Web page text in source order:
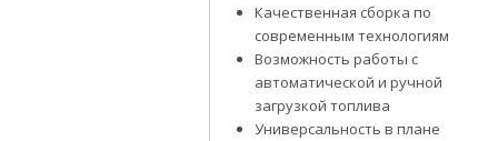
Качественная сборка по
современным технологиям
Возможность работы с
автоматической и ручной
загрузкой топлива
Универсальность в плане